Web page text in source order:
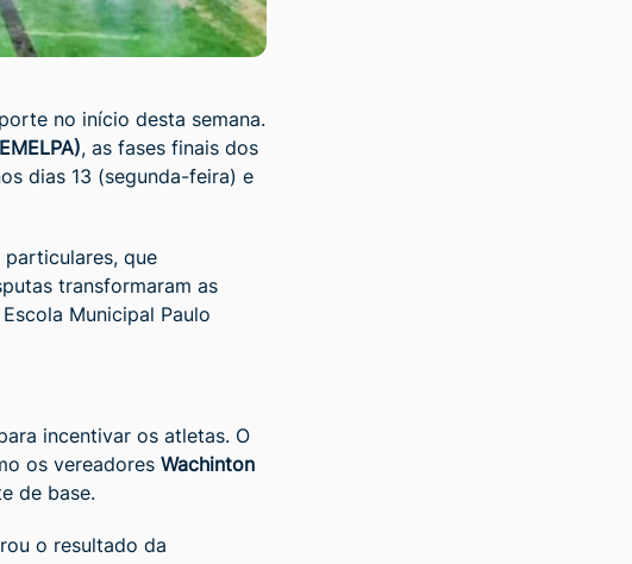
no início desta semana.
, as fases finais dos
dias 13 (segunda-feira) e
particulares, que
transformaram as
Municipal Paulo
incentivar os atletas. O
os vereadores Wachinton
de base.
o resultado da